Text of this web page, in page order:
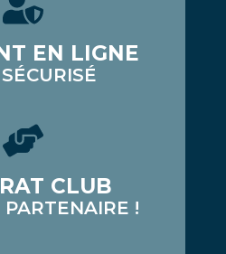
EN LIGNE
CLUB
!